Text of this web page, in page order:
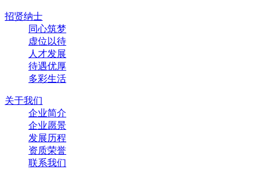
招贤纳士
同心筑梦
虚位以待
人才发展
待遇优厚
多彩生活
关于我们
企业简介
企业愿景
发展历程
资质荣誉
联系我们